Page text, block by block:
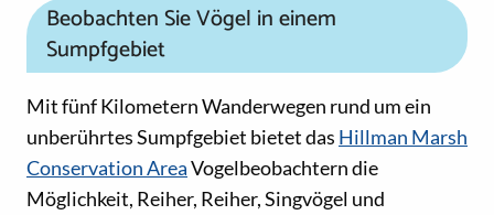
Beobachten Sie Vögel in einem
Sumpfgebiet
Mit fünf Kilometern Wanderwegen rund um ein
unberührtes Sumpfgebiet bietet das Hillman Marsh
Conservation AreaVogelbeobachtern die
Möglichkeit, Reiher, Reiher, Singvögel und